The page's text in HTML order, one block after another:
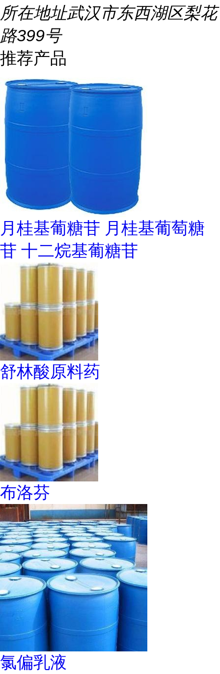
所在地址武汉市东西湖区梨花
路399号
推荐产品
月桂基葡糖苷 月桂基葡萄糖
苷 十二烷基葡糖苷
舒林酸原料药
布洛芬
氯偏乳液